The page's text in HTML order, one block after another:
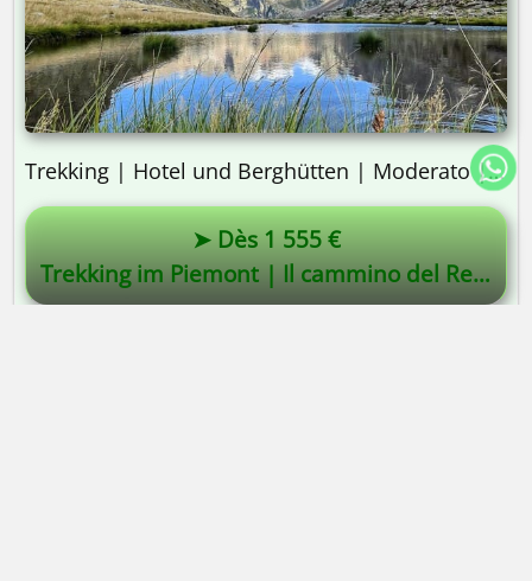
Trekking | Hotel und Berghütten | Moderato | 8 Tage
➤ Dès 1 555 €
Trekking im Piemont | Il cammino del Re | Der Weg des Königs